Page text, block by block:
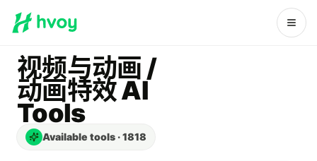
视频与动画 /
动画特效 AI
Tools
Available tools ·1818